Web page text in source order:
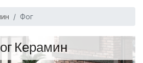
Фог
Керамин